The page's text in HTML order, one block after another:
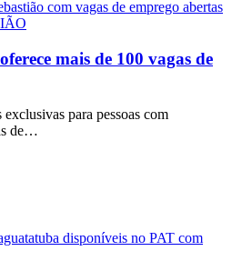
mais de 100 vagas de
para pessoas com
de…